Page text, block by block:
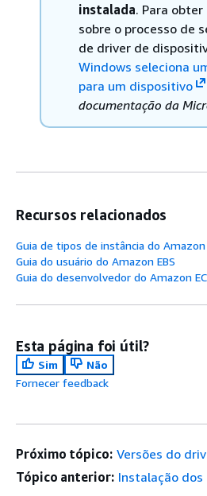
instalada. Para
sobre o processo de
de driver de
Windows seleciona
para um dispositivo
documentação da
Recursos relacionados
Guia de tipos de instância do Amazon
Guia do usuário do Amazon EBS
Guia do desenvolvedor do Amazon
Esta página foi útil?
Sim
Não
Fornecer feedback
Próximo tópico: Versões do
Tópico anterior: Instalação